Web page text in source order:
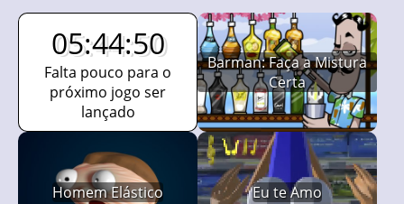
05:44:49
Falta pouco para o
próximo jogo ser
lançado
Barman: Faça a Mistura
Certa
Homem Elástico Eu te Amo